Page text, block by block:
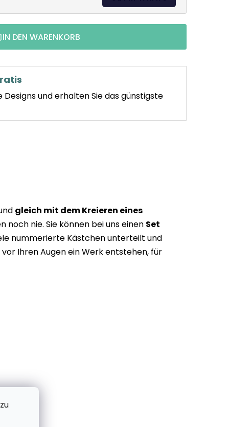
IN DEN WARENKORB
Designs und erhalten Sie das günstigste
gleich mit dem Kreieren eines
noch nie. Sie können bei uns einen Set
nummerierte Kästchen unterteilt und
Ihren Augen ein Werk entstehen, für